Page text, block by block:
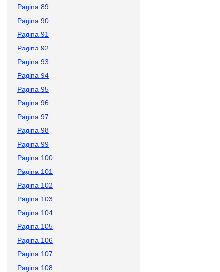
Pagina 89
Pagina 90
Pagina 91
Pagina 92
Pagina 93
Pagina 94
Pagina 95
Pagina 96
Pagina 97
Pagina 98
Pagina 99
Pagina 100
Pagina 101
Pagina 102
Pagina 103
Pagina 104
Pagina 105
Pagina 106
Pagina 107
Pagina 108